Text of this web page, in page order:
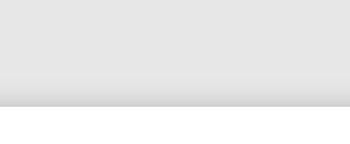
befüllt. Zusätzlich werden die